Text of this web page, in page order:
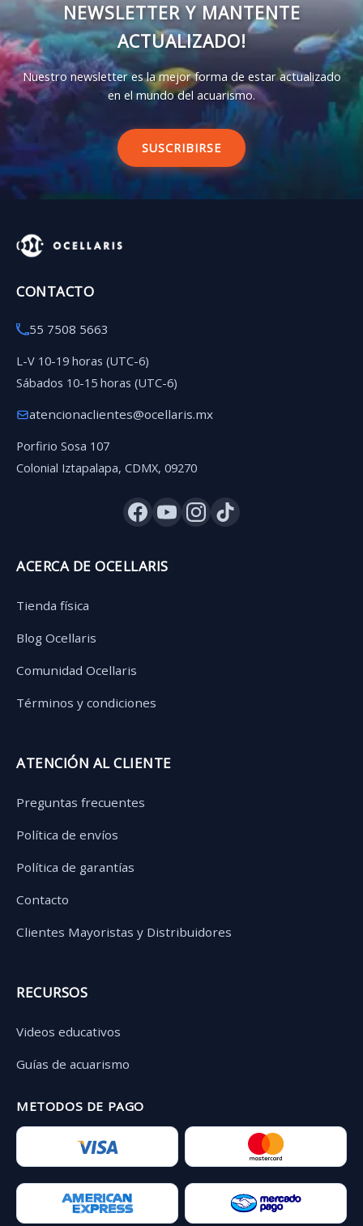
NEWSLETTER Y MANTENTE
ACTUALIZADO!
Nuestro newsletter es la mejor forma de estar actualizado
en el mundo del acuarismo.
SUSCRIBIRSE
CONTACTO
55 7508 5663
L-V 10-19 horas (UTC-6)
Sábados 10-15 horas (UTC-6)
atencionaclientes@ocellaris.mx
Porfirio Sosa 107
Colonial Iztapalapa, CDMX, 09270
ACERCA DE OCELLARIS
Tienda física
Blog Ocellaris
Comunidad Ocellaris
Términos y condiciones
ATENCIÓN AL CLIENTE
Preguntas frecuentes
Política de envíos
Política de garantías
Contacto
Clientes Mayoristas y Distribuidores
RECURSOS
Videos educativos
Guías de acuarismo
METODOS DE PAGO